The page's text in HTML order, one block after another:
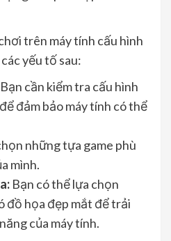
trên máy tính cấu hình
yếu tố sau:
Bạn cần kiểm tra cấu hình
đảm bảo máy tính có thể
những tựa game phù
mình.
Bạn có thể lựa chọn
đồ họa đẹp mắt để trải
của máy tính.